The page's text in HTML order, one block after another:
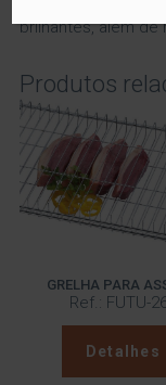
brilhantes, além
Produtos
GRELHA PARA
Ref.: FUTU-
Detalhes